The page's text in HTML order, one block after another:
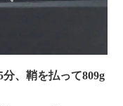
、鞘を払って809g